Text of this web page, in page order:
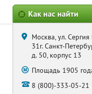
Как нас найти
Москва, ул.
31г. Санкт-
д. 50, корпус 13
Площадь 1905
8 (800)-333-05-21